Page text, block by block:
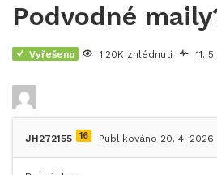
Podvodné
Vyřešeno 1.20K zhlédnutí 11.
JH272155 16 Publikováno 20. 4. 2026